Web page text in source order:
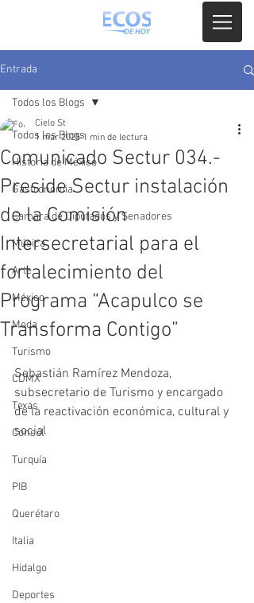
Entrada
Todos los Blogs
Historia de México
Gastronomia
Camara de Diputados y Senadores
Música
Arte
México
Moda
Turismo
CDMX
Texas
Consúl
Turquía
PIB
Querétaro
Italia
Hidalgo
Deportes
Todos los Blogs
Comunicado Sectur 034.-
Preside Sectur instalación
de la Comisión
Intersecretarial para el
fortalecimiento del
Programa “Acapulco se
Transforma Contigo”
Cielo St
1 mar 2025 1 min de lectura
Sebastián Ramírez Mendoza,
subsecretario de Turismo y encargado
de la reactivación económica, cultural y
social